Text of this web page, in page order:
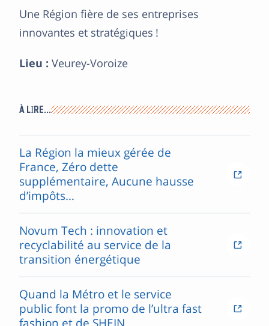
Une Région fière de ses entreprises
innovantes et stratégiques !
Lieu : Veurey-Voroize
À LIRE…
La Région la mieux gérée de
France, Zéro dette
supplémentaire, Aucune hausse
d’impôts…
Novum Tech : innovation et
recyclabilité au service de la
transition énergétique
Quand la Métro et le service
public font la promo de l’ultra fast
fashion et de SHEIN